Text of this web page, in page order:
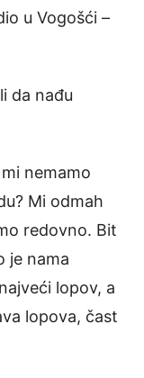
u Vogošći –
da nađu
nemamo
Mi odmah
redovno. Bit
je nama
lopov, a
lopova, čast